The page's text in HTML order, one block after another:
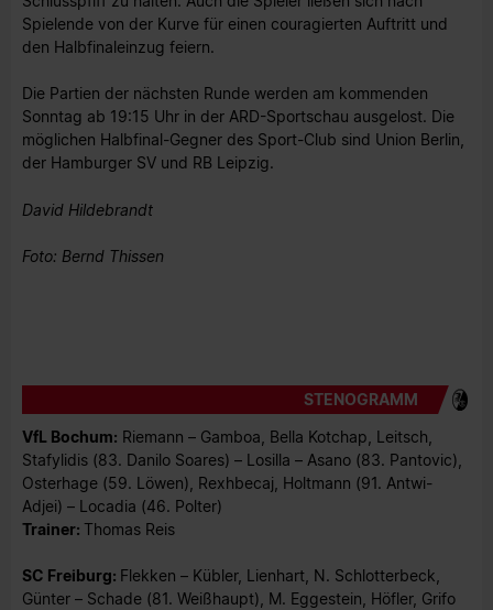
Spielende von der Kurve für einen couragierten Auftritt und
den Halbfinaleinzug feiern.
Die Partien der nächsten Runde werden am kommenden
Sonntag ab 19:15 Uhr in der ARD-Sportschau ausgelost. Die
möglichen Halbfinal-Gegner des Sport-Club sind Union Berlin,
der Hamburger SV und RB Leipzig.
David Hildebrandt
Foto: Bernd Thissen
STENOGRAMM
VfL Bochum: Riemann – Gamboa, Bella Kotchap, Leitsch,
Stafylidis (83. Danilo Soares) – Losilla – Asano (83. Pantovic),
Osterhage (59. Löwen), Rexhbecaj, Holtmann (91. Antwi-
Adjei) – Locadia (46. Polter)
Trainer: Thomas Reis
SC Freiburg: Flekken – Kübler, Lienhart, N. Schlotterbeck,
Günter – Schade (81. Weißhaupt), M. Eggestein, Höfler, Grifo